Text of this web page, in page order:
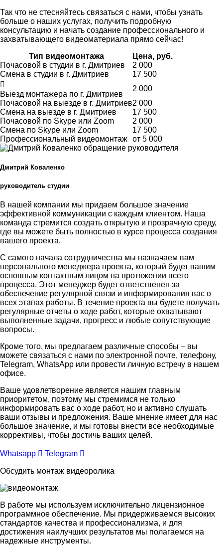
Так что не стесняйтесь связаться с нами, чтобы узнать
больше о наших услугах, получить подробную
консультацию и начать создание профессионального и
захватывающего видеоматериала прямо сейчас!
Тип видеомонтажа
Цена, руб.
Почасовой в студии в г. Дмитриев
2 000
Смена в студии в г. Дмитриев
17 500
Выезд монтажера по г. Дмитриев
2 000
Почасовой на выезде в г. Дмитриев2 000
Смена на выезде в г. Дмитриев
17 500
Почасовой по Skype или Zoom
2 000
Смена по Skype или Zoom
17 500
Профессиональный видеомонтаж от 5 000
Дмитрий Коваленко
руководитель студии
В нашей компании мы придаем большое значение
эффективной коммуникации с каждым клиентом. Наша
команда стремится создать открытую и прозрачную среду,
где вы можете быть полностью в курсе процесса создания
вашего проекта.
С самого начала сотрудничества мы назначаем вам
персонального менеджера проекта, который будет вашим
основным контактным лицом на протяжении всего
процесса. Этот менеджер будет ответственен за
обеспечение регулярной связи и информирования вас о
всех этапах работы. В течение проекта вы будете получать
регулярные отчеты о ходе работ, которые охватывают
выполненные задачи, прогресс и любые сопутствующие
вопросы.
Кроме того, мы предлагаем различные способы – вы
можете связаться с нами по электронной почте, телефону,
Telegram, WhatsApp или провести личную встречу в нашем
офисе.
Ваше удовлетворение является нашим главным
приоритетом, поэтому мы стремимся не только
информировать вас о ходе работ, но и активно слушать
ваши отзывы и предложения. Ваше мнение имеет для нас
большое значение, и мы готовы внести все необходимые
коррективы, чтобы достичь ваших целей.
Whatsapp Telegram
Обсудить монтаж видеоролика
В работе мы используем исключительно лицензионное
программное обеспечение. Мы придерживаемся высоких
стандартов качества и профессионализма, и для
достижения наилучших результатов мы полагаемся на
надежные инструменты.